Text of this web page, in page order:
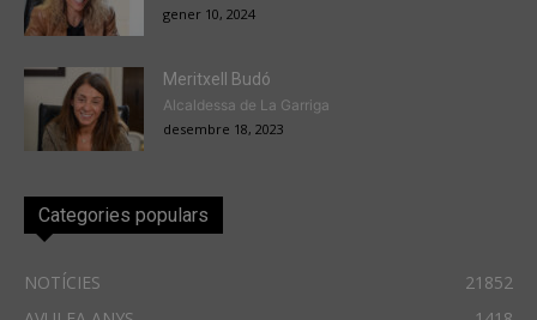
gener 10, 2024
Meritxell Budó
Alcaldessa de La Garriga
desembre 18, 2023
Categories populars
NOTÍCIES
21852